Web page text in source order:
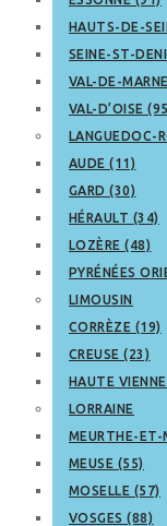
HAUTS-DE-
SEINE-ST-
VAL-DE-
VAL-D’OISE
LANGUEDOC-
AUDE (11)
GARD (30)
HÉRAULT (34)
LOZÈRE (48)
PYRÉNÉES
LIMOUSIN
CORRÈZE (19)
CREUSE (23)
HAUTE
LORRAINE
MEURTHE-ET-
MEUSE (55)
MOSELLE (57)
VOSGES (88)